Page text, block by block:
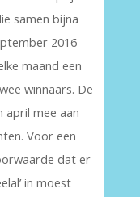
samen bijna
2016
maand een
winnaars. De
april mee aan
Voor een
dat er
in moest